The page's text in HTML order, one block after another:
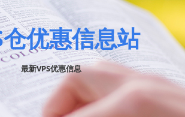
优惠信息站
最新VPS优惠信息